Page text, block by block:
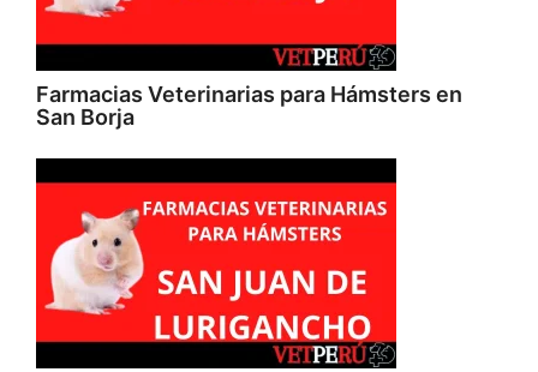
Farmacias Veterinarias para Hámsters en
San Borja